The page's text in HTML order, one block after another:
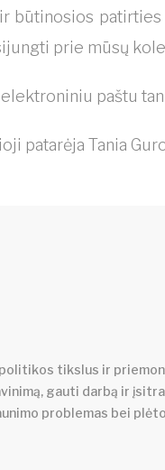
ir būtinosios
prie mūsų
paštu
patarėja Tania
tikslus ir
gauti darbą ir
problemas bei